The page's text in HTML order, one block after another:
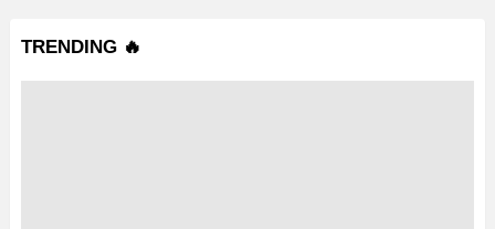
TRENDING 🔥